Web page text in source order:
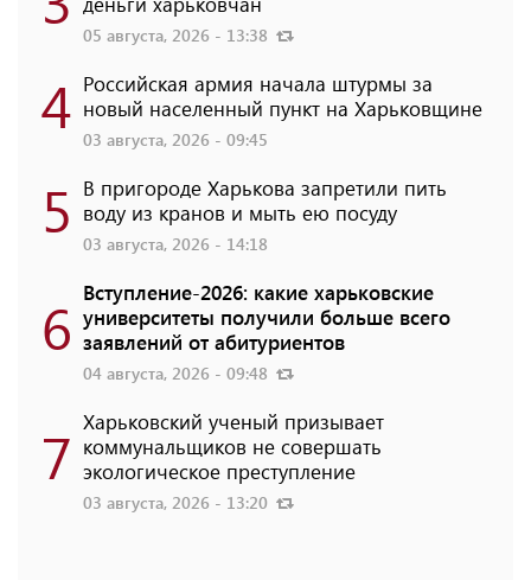
05 августа, 2026 - 13:38
4 Российская армия начала штурмы за
новый населенный пункт на Харьковщине
03 августа, 2026 - 09:45
5 В пригороде Харькова запретили пить
воду из кранов и мыть ею посуду
03 августа, 2026 - 14:18
6 Вступление-2026: какие харьковские
университеты получили больше всего
заявлений от абитуриентов
04 августа, 2026 - 09:48
7 Харьковский ученый призывает
коммунальщиков не совершать
экологическое преступление
03 августа, 2026 - 13:20